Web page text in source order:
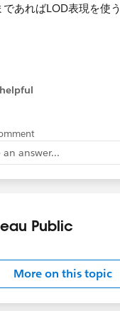
であればLOD表現を使
なるのは、記載いただ
データを全部合計する
追加します。今回は累
いうことですが、その
データがあるのかを特定
年の1年前のデータで
answer...
Public
More on this topic